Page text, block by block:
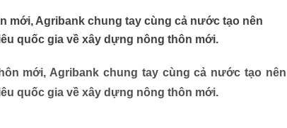
mới, Agribank chung tay cùng cả nước tạo nên
quốc gia về xây dựng nông thôn mới.
mới, Agribank chung tay cùng cả nước tạo nên
quốc gia về xây dựng nông thôn mới.